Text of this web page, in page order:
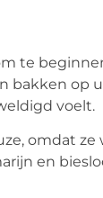
te
op
voelt.
omdat
en